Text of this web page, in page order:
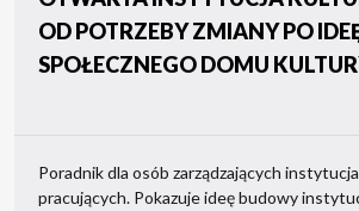
OD POTRZEBY ZMIANY PO
SPOŁECZNEGO DOMU
Poradnik dla osób zarządzających
pracujących. Pokazuje ideę budowy